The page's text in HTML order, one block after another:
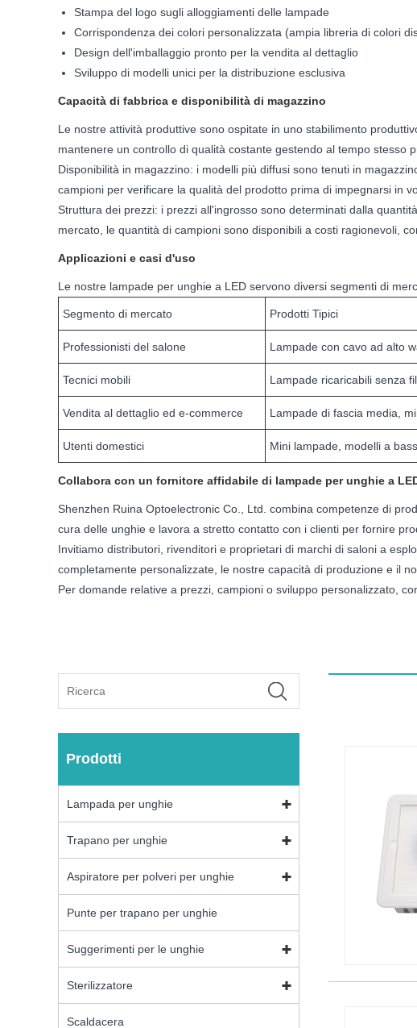
Stampa del logo sugli alloggiamenti delle lampade
Corrispondenza dei colori personalizzata (ampia libreria di colori
Design dell'imballaggio pronto per la vendita al dettaglio
Sviluppo di modelli unici per la distribuzione esclusiva
Capacità di fabbrica e disponibilità di magazzino
Le nostre attività produttive sono ospitate in uno stabilimento
mantenere un controllo di qualità costante gestendo al tempo stesso
Disponibilità in magazzino: i modelli più diffusi sono tenuti in
campioni per verificare la qualità del prodotto prima di impegnarsi in
Struttura dei prezzi: i prezzi all'ingrosso sono determinati dalla
mercato, le quantità di campioni sono disponibili a costi ragionevoli,
Applicazioni e casi d'uso
Le nostre lampade per unghie a LED servono diversi segmenti di
Segmento di mercato Prodotti Tipici
Professionisti del salone Lampade con cavo ad alto
Tecnici mobili Lampade ricaricabili senza
Vendita al dettaglio ed e-commerce Lampade di fascia media,
Utenti domestici Mini lampade, modelli a
Collabora con un fornitore affidabile di lampade per unghie a
Shenzhen Ruina Optoelectronic Co., Ltd. combina competenze di
cura delle unghie e lavora a stretto contatto con i clienti per fornire
Invitiamo distributori, rivenditori e proprietari di marchi di saloni a
completamente personalizzate, le nostre capacità di produzione e il
Per domande relative a prezzi, campioni o sviluppo personalizzato,
Prodotti
Lampada per unghie
Trapano per unghie
Aspiratore per polveri per unghie
Punte per trapano per unghie
Suggerimenti per le unghie
Sterilizzatore
Scaldacera